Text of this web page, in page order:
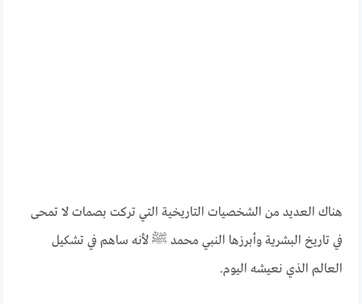
هناك العديد من الشخصيات التاريخية التي تركت بصمات لا تمحى
في تاريخ البشرية وأبرزها النبي محمد ﷺ لأنه ساهم في تشكيل
العالم الذي نعيشه اليوم.